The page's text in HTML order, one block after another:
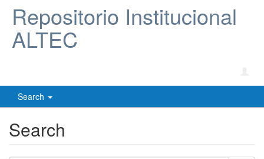
Repositorio Institucional
ALTEC
Search
Search